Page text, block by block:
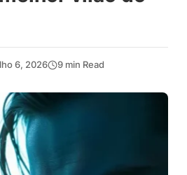
6, 2026 9 min Read